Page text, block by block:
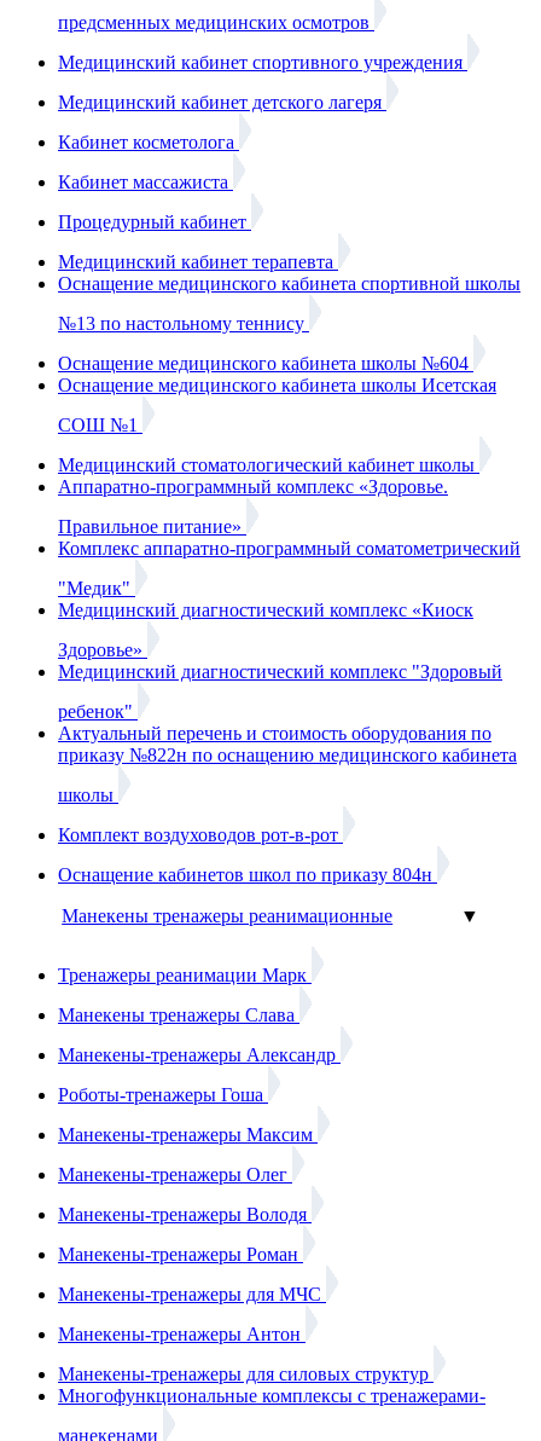
предсменных медицинских осмотров
Медицинский кабинет спортивного учреждения
Медицинский кабинет детского лагеря
Кабинет косметолога
Кабинет массажиста
Процедурный кабинет
Медицинский кабинет терапевта
Оснащение медицинского кабинета спортивной школы
№13 по настольному теннису
Оснащение медицинского кабинета школы №604
Оснащение медицинского кабинета школы Исетская
СОШ №1
Медицинский стоматологический кабинет школы
Аппаратно-программный комплекс «Здоровье.
Правильное питание»
Комплекс аппаратно-программный соматометрический
"Медик"
Медицинский диагностический комплекс «Киоск
Здоровье»
Медицинский диагностический комплекс "Здоровый
ребенок"
Актуальный перечень и стоимость оборудования по
приказу №822н по оснащению медицинского кабинета
школы
Комплект воздуховодов рот-в-рот
Оснащение кабинетов школ по приказу 804н
Манекены тренажеры реанимационные
▼
Тренажеры реанимации Марк
Манекены тренажеры Слава
Манекены-тренажеры Александр
Роботы-тренажеры Гоша
Манекены-тренажеры Максим
Манекены-тренажеры Олег
Манекены-тренажеры Володя
Манекены-тренажеры Роман
Манекены-тренажеры для МЧС
Манекены-тренажеры Антон
Манекены-тренажеры для силовых структур
Многофункциональные комплексы с тренажерами-
манекенами